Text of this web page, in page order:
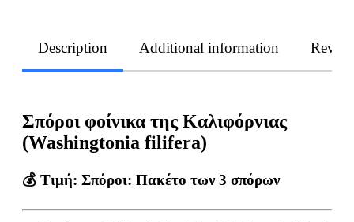
Description Additional information
Σπόροι φοίνικα της Καλιφόρνιας
(Washingtonia filifera)
💰 Τιμή: Σπόροι: Πακέτο των 3 σπόρων